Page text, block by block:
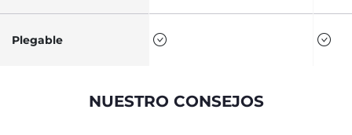
Plegable
NUESTRO CONSEJOS